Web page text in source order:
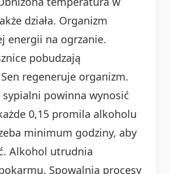
działa. Organizm
energii na ogrzanie.
pobudzają
regeneruje organizm.
powinna wynosić
0,15 promila alkoholu
minimum godziny, aby
Alkohol utrudnia
Spowalnia procesy